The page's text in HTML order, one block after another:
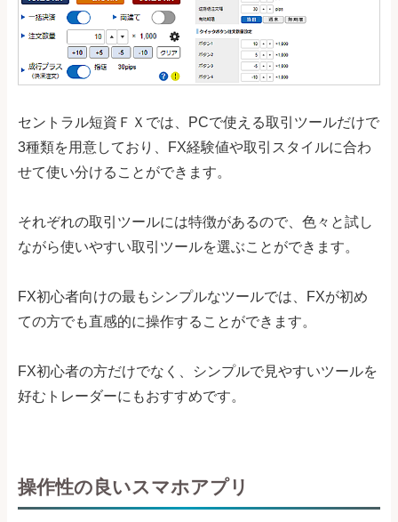
セントラル短資ＦＸでは、PCで使える取引ツールだけで
3種類を用意しており、FX経験値や取引スタイルに合わ
せて使い分けることができます。
それぞれの取引ツールには特徴があるので、色々と試し
ながら使いやすい取引ツールを選ぶことができます。
FX初心者向けの最もシンプルなツールでは、FXが初め
ての方でも直感的に操作することができます。
FX初心者の方だけでなく、シンプルで見やすいツールを
好むトレーダーにもおすすめです。
操作性の良いスマホアプリ